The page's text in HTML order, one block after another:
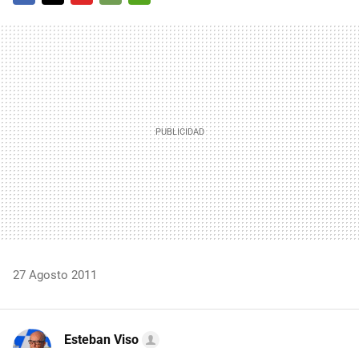
MAIL
27 Agosto 2011
Esteban Viso